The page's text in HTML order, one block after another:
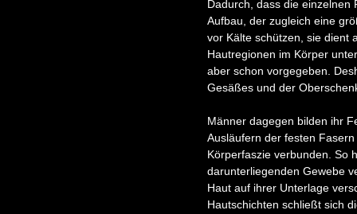
Dadurch, dass die
Aufbau, der zugleich eine
vor Kälte schützen, sie dient
Hautregionen im Körper
aber schon vorgegeben.
Gesäßes und der
Männer dagegen bilden ihr
Ausläufern der festen
Körperfaszie verbunden. So
darunterliegenden Gewebe
Haut auf ihrer Unterlage
Hautschichten schließt sich